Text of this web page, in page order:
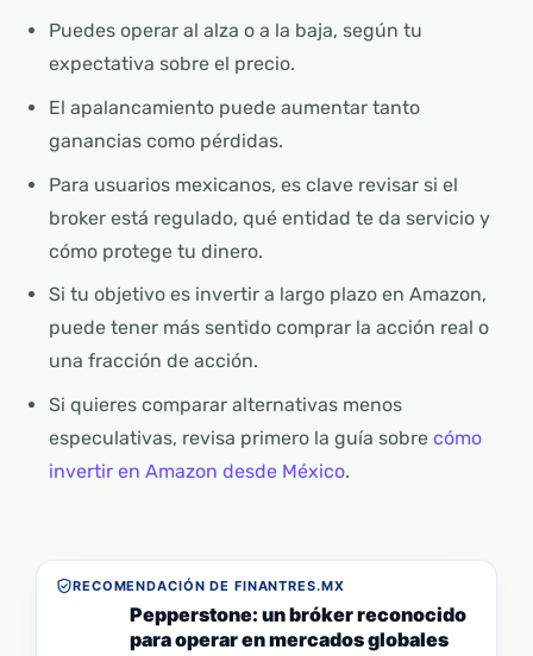
Puedes operar al alza o a la baja, según tu
expectativa sobre el precio.
El apalancamiento puede aumentar tanto
ganancias como pérdidas.
Para usuarios mexicanos, es clave revisar si el
broker está regulado, qué entidad te da servicio y
cómo protege tu dinero.
Si tu objetivo es invertir a largo plazo en Amazon,
puede tener más sentido comprar la acción real o
una fracción de acción.
Si quieres comparar alternativas menos
especulativas, revisa primero la guía sobre cómo
invertir en Amazon desde México.
RECOMENDACIÓN DE FINANTRES.MX
Pepperstone: un bróker reconocido
para operar en mercados globales